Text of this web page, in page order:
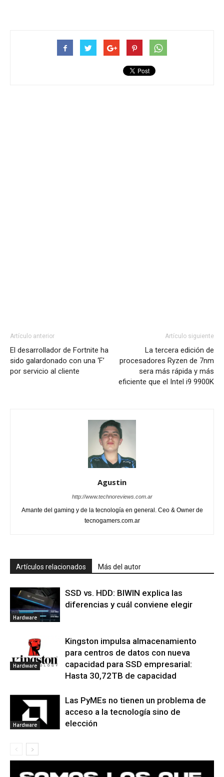
Artículo anterior
El desarrollador de Fortnite ha
sido galardonado con una ‘F’
por servicio al cliente
Artículo siguiente
La tercera edición de
procesadores Ryzen de 7nm
sera más rápida y más
eficiente que el Intel i9 9900K
Agustin
http://www.technoreviews.com.ar
Amante del gaming y de la tecnología en general. Ceo & Owner de
tecnogamers.com.ar
Artículos relacionados Más del autor
Hardware
SSD vs. HDD: BIWIN explica las
diferencias y cuál conviene elegir
Hardware
Kingston impulsa almacenamiento
para centros de datos con nueva
capacidad para SSD empresarial:
Hasta 30,72TB de capacidad
Hardware
Las PyMEs no tienen un problema de
acceso a la tecnología sino de
elección